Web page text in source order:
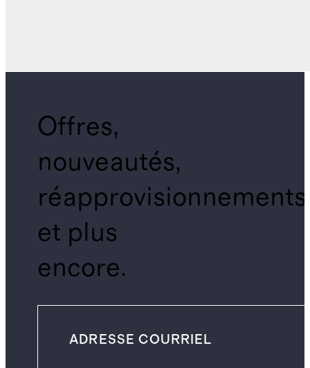
Offres,
nouveautés,
réapprovisionnements
et plus
encore.